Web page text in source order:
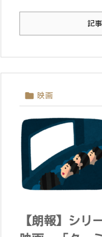
記
 映画
【朗報】シリ